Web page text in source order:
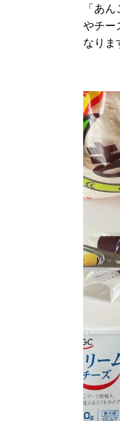
「あん
やチー
なりま